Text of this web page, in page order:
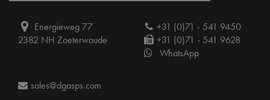
Energieweg 77
2382 NH Zoeterwoude
+31 (0)71 - 541 9450
+31 (0)71 - 541 9628
WhatsApp
sales@dgasps.com